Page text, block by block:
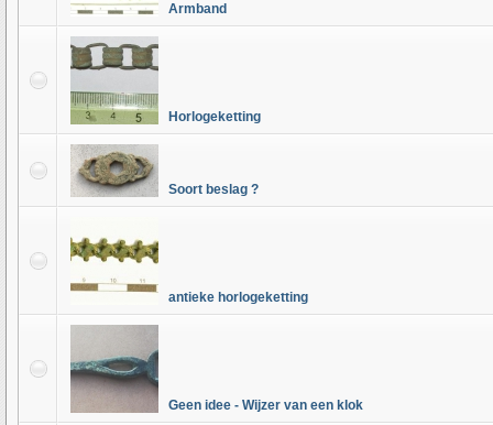
Armband
Horlogeketting
Soort beslag ?
antieke horlogeketting
Geen idee - Wijzer van een klok